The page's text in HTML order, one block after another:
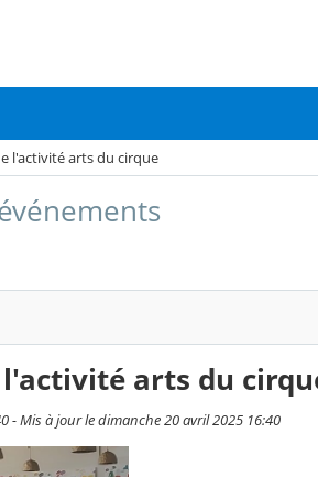
l'activité arts du cirque
arts du
- Mis à jour le dimanche 20 avril 2025 16:40